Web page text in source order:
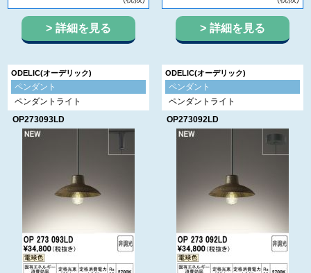
詳細を見る 詳細を見る
ODELIC(オーデリック)
ペンダント
ペンダントライト
OP273093LD
ODELIC(オーデリック)
ペンダント
ペンダントライト
OP273092LD